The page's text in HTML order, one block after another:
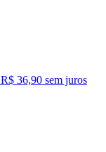
R$ 36,90 sem juros